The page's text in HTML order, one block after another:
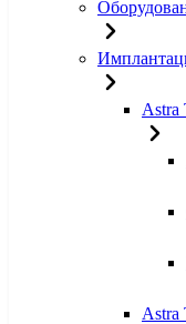
Astra
Astra